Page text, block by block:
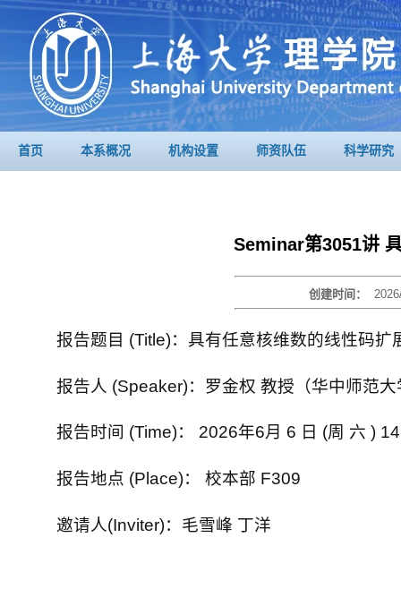
首页 本系概况 机构设置 师资队伍 科学研究
Seminar第3051讲
创建时间：
报告题目 (Title)： 具有任意核维数的线性码扩
报告人 (Speaker)：罗金权 教授（华中师范大
报告时间 (Time)： 2026年6月 6 日 (周 六 )
报告地点 (Place)： 校本部 F309
邀请人(Inviter)：毛雪峰 丁洋